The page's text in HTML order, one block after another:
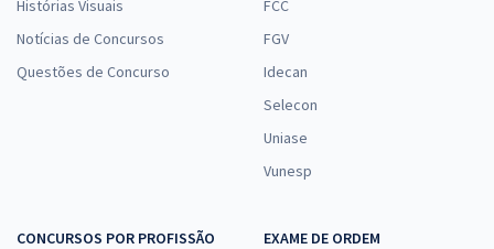
Histórias Visuais
Notícias de Concursos
Questões de Concurso
FCC
FGV
Idecan
Selecon
Uniase
Vunesp
CONCURSOS POR PROFISSÃO
EXAME DE ORDEM